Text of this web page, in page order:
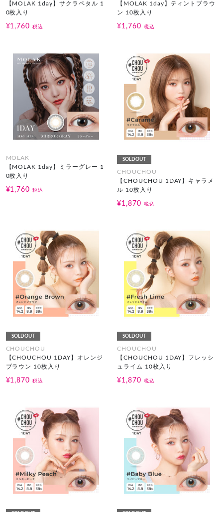
【MOLAK 1day】サクラペタル 1
0枚入り
¥1,760税込
【MOLAK 1day】ティントブラウ
ン 10枚入り
¥1,760 税込
MOLAK
【MOLAK 1day】ミラーグレー 1
0枚入り
¥1,760税込
SOLDOUT
CHOUCHOU
【CHOUCHOU 1DAY】キャラメ
ル 10枚入り
¥1,870 税込
SOLDOUT
CHOUCHOU
【CHOUCHOU 1DAY】オレンジ
ブラウン 10枚入り
¥1,870税込
SOLDOUT
CHOUCHOU
【CHOUCHOU 1DAY】フレッシ
ュライム 10枚入り
¥1,870 税込